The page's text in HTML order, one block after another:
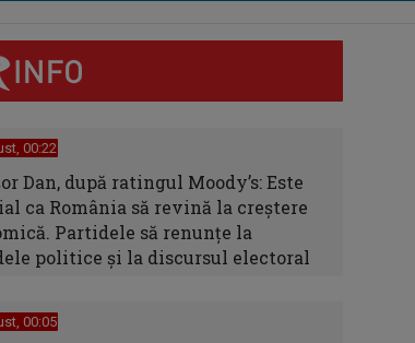
00:22
Dan, după ratingul Moody’s: Este
ca România să revină la creștere
Partidele să renunțe la
politice și la discursul electoral
00:05